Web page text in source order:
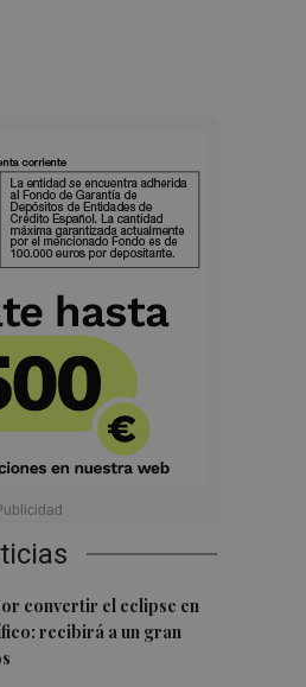
convertir el eclipse en
recibirá a un gran